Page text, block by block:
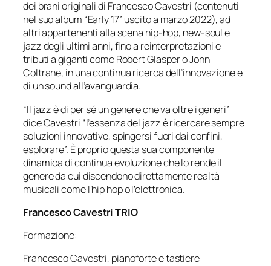
dei brani originali di Francesco Cavestri (contenuti
nel suo album “Early 17” uscito a marzo 2022), ad
altri appartenenti alla scena hip-hop, new-soul e
jazz degli ultimi anni, fino a reinterpretazioni e
tributi a giganti come Robert Glasper o John
Coltrane, in una continua ricerca dell’innovazione e
di un sound all’avanguardia.
“Il jazz è di per sé un genere che va oltre i generi”
dice Cavestri “l’essenza del jazz è ricercare sempre
soluzioni innovative, spingersi fuori dai confini,
esplorare”. È proprio questa sua componente
dinamica di continua evoluzione che lo rende il
genere da cui discendono direttamente realtà
musicali come l’hip hop o l’elettronica.
Francesco Cavestri TRIO
Formazione:
Francesco Cavestri, pianoforte e tastiere